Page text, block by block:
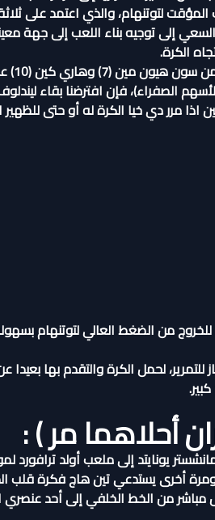
لتوتنهام، والذي اعتمد على
إلى توجيه بناء اللعب إلى جهة
الكرة.
فالشكل أدناه
الصفراء)، فإن افترضنا بقاء
مرر دي خيا الكرة له أو حتى للظهير
للخروج من الضغط العالي لتوتنهام
للتمرير، لحمل الكرة والتقدم بها
أحلاهما مر ) :
يونايتد إلى ملعب أولد ترافورد
ومرة أخرى يستدعي تين هاج فكرة قلب
مباشر من الخط الخلفي إلى أحد عنصري